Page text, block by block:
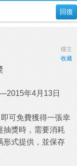
回復
樓主
收藏
年4月13日
可免費獲得一張幸
抽獎時，需要消耗
形式提供，並保存